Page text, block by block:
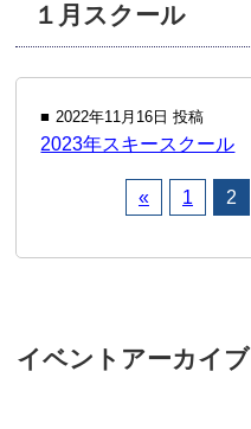
１月スクール
2022年11月16日 投稿
2023年スキースクール
« 1 2
イベントアーカイブ